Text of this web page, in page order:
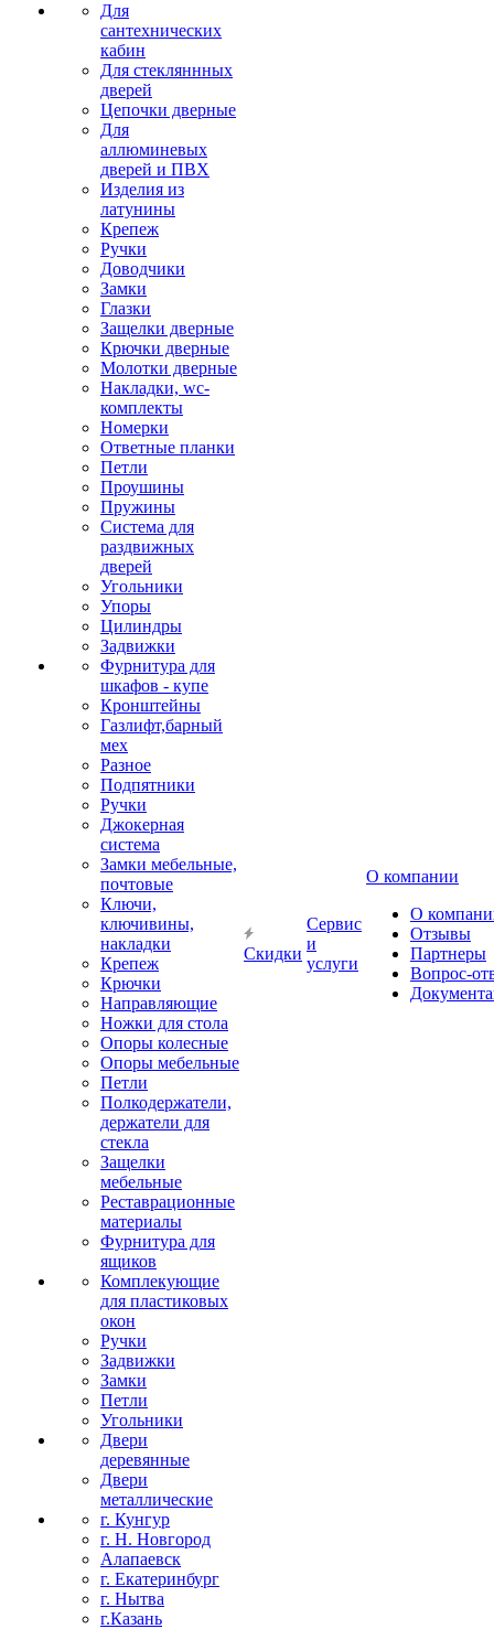
Для
сантехнических
кабин
Для стекляннных
дверей
Цепочки дверные
Для
аллюминевых
дверей и ПВХ
Изделия из
латунины
Крепеж
Ручки
Доводчики
Замки
Глазки
Защелки дверные
Крючки дверные
Молотки дверные
Накладки, wc-
комплекты
Номерки
Ответные планки
Петли
Проушины
Пружины
Система для
раздвижных
дверей
Угольники
Упоры
Цилиндры
Задвижки
Фурнитура для
шкафов - купе
Кронштейны
Газлифт,барный
мех
Разное
Подпятники
Ручки
Джокерная
система
Замки мебельные,
почтовые
Ключи,
ключивины,
накладки
Крепеж
Крючки
Направляющие
Ножки для стола
Опоры колесные
Опоры мебельные
Петли
Полкодержатели,
держатели для
стекла
Защелки
мебельные
Реставрационные
материалы
Фурнитура для
ящиков
Комплекующие
для пластиковых
окон
Ручки
Задвижки
Замки
Петли
Угольники
Двери
деревянные
Двери
металлические
г. Кунгур
г. Н. Новгород
Алапаевск
г. Екатеринбург
г. Нытва
г.Казань
Скидки
Сервис
и
услуги
О компании
О
Отзывы
Партнеры
Вопрос-